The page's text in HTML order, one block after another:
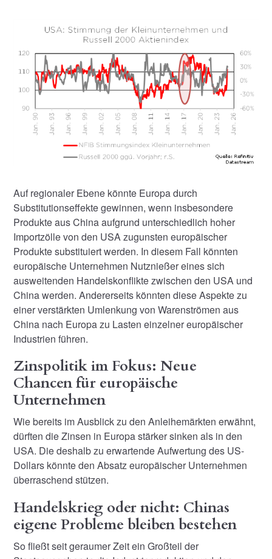
Auf regionaler Ebene könnte Europa durch
Substitutionseffekte gewinnen, wenn insbesondere
Produkte aus China aufgrund unterschiedlich hoher
Importzölle von den USA zugunsten europäischer
Produkte substituiert werden. In diesem Fall könnten
europäische Unternehmen Nutznießer eines sich
ausweitenden Handelskonflikte zwischen den USA und
China werden. Andererseits könnten diese Aspekte zu
einer verstärkten Umlenkung von Warenströmen aus
China nach Europa zu Lasten einzelner europäischer
Industrien führen.
Zinspolitik im Fokus: Neue
Chancen für europäische
Unternehmen
Wie bereits im Ausblick zu den Anleihemärkten erwähnt,
dürften die Zinsen in Europa stärker sinken als in den
USA. Die deshalb zu erwartende Aufwertung des US-
Dollars könnte den Absatz europäischer Unternehmen
überraschend stützen.
Handelskrieg oder nicht: Chinas
eigene Probleme bleiben bestehen
So fließt seit geraumer Zeit ein Großteil der